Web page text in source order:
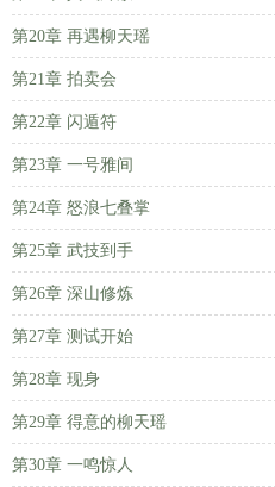
第20章 再遇柳天瑶
第21章 拍卖会
第22章 闪遁符
第23章 一号雅间
第24章 怒浪七叠掌
第25章 武技到手
第26章 深山修炼
第27章 测试开始
第28章 现身
第29章 得意的柳天瑶
第30章 一鸣惊人